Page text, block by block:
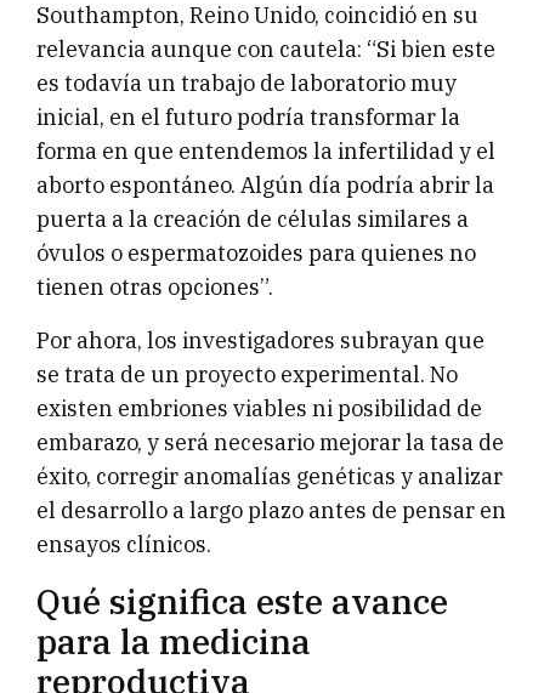
Southampton, Reino Unido, coincidió en su
relevancia aunque con cautela: “Si bien este
es todavía un trabajo de laboratorio muy
inicial, en el futuro podría transformar la
forma en que entendemos la infertilidad y el
aborto espontáneo. Algún día podría abrir la
puerta a la creación de células similares a
óvulos o espermatozoides para quienes no
tienen otras opciones”.
Por ahora, los investigadores subrayan que
se trata de un proyecto experimental. No
existen embriones viables ni posibilidad de
embarazo, y será necesario mejorar la tasa de
éxito, corregir anomalías genéticas y analizar
el desarrollo a largo plazo antes de pensar en
ensayos clínicos.
Qué significa este avance
para la medicina
reproductiva